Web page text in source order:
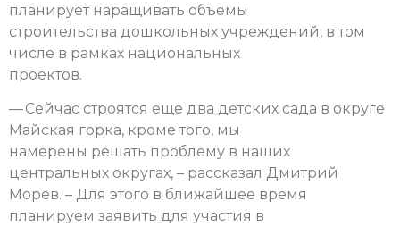
планирует наращивать объемы
строительства дошкольных учреждений, в том
числе в рамках национальных
проектов.
— Сейчас строятся еще два детских сада в округе
Майская горка, кроме того, мы
намерены решать проблему в наших
центральных округах, – рассказал Дмитрий
Морев. – Для этого в ближайшее время
планируем заявить для участия в